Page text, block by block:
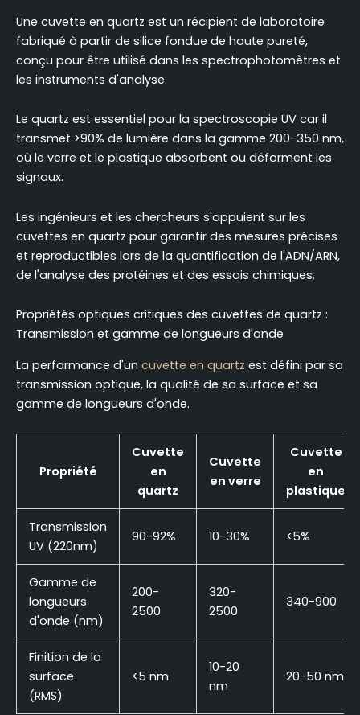
Une cuvette en quartz est un récipient de laboratoire
fabriqué à partir de silice fondue de haute pureté,
conçu pour être utilisé dans les spectrophotomètres et
les instruments d'analyse.
Le quartz est essentiel pour la spectroscopie UV car il
transmet >90% de lumière dans la gamme 200-350 nm,
où le verre et le plastique absorbent ou déforment les
signaux.
Les ingénieurs et les chercheurs s'appuient sur les
cuvettes en quartz pour garantir des mesures précises
et reproductibles lors de la quantification de l'ADN/ARN,
de l'analyse des protéines et des essais chimiques.
Propriétés optiques critiques des cuvettes de quartz :
Transmission et gamme de longueurs d'onde
La performance d'un cuvette en quartz est défini par sa
transmission optique, la qualité de sa surface et sa
gamme de longueurs d'onde.
Propriété
Cuvette
en
quartz
Cuvette
en verre
Cuvette
en
plastique
Transmission
UV (220nm)
90-92% 10-30% <5%
Gamme de
longueurs
d'onde (nm)
200-
2500
320-
2500
340-900
Finition de la
surface
(RMS)
<5 nm
10-20
nm
20-50 nm